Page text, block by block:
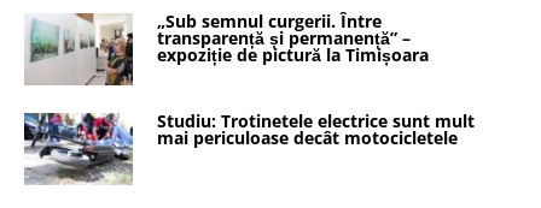
„Sub semnul curgerii. Între
transparență și permanență” –
expoziție de pictură la Timișoara
Studiu: Trotinetele electrice sunt mult
mai periculoase decât motocicletele